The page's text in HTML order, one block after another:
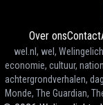
Over onsContact
wel.nl, wel,
economie, cultuur,
achtergrondverhalen,
Monde, The Guardian,